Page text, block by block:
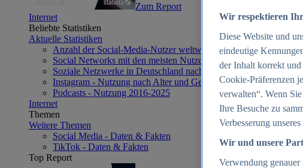
Zum Report
Internet
Beliebte Statistiken
Aktuelle Statistiken
Anzahl der Social-Media-Nutzer weltweit 2012-2025
Social Networks mit den meisten Nutzern weltweit 2025
Soziale Netzwerke in Deutschland nach Generationen 2025
Instagram - Nutzung nach Alter und Geschlecht in Deutschland
Podcasts - Nutzung 2016-2025
Internet
Themen
Weitere Themen
Social Media - Daten & Fakten
TikTok - Daten & Fakten
Top Report
Wir respektieren
Diese Website und
eindeutige
der Inhalt korrekt
Cookie-Präferenzen
verwalten“. Wenn
Ihre Besuche zu
Verbesserung
Wir und unsere
Verwendung